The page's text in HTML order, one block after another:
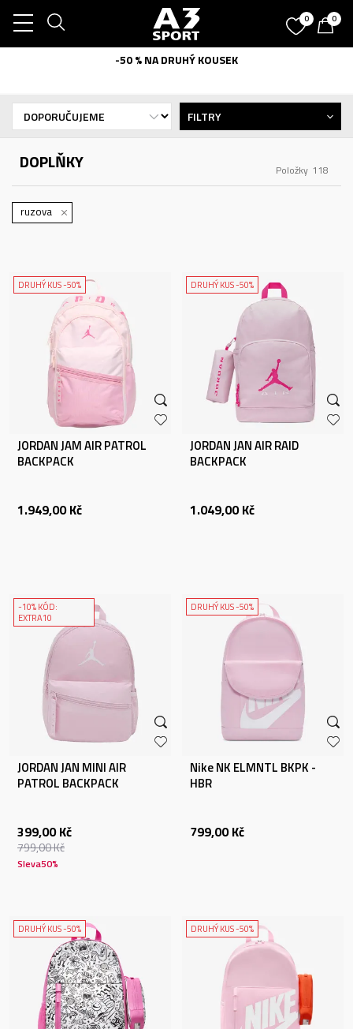
0 0
-50 % NA DRUHÝ KOUSEK
DOPLŇKY 118
Položky
FILTRY
ruzova
DRUHÝ KUS -50%
JORDAN JAM AIR PATROL
BACKPACK
1.949,00 Kč
DRUHÝ KUS -50%
JORDAN JAN AIR RAID
BACKPACK
1.049,00 Kč
-10% KÓD:
EXTRA10
JORDAN JAN MINI AIR
PATROL BACKPACK
399,00 Kč
799,00Kč
Sleva50%
DRUHÝ KUS -50%
Nike NK ELMNTL BKPK -
HBR
799,00 Kč
DRUHÝ KUS -50% DRUHÝ KUS -50%